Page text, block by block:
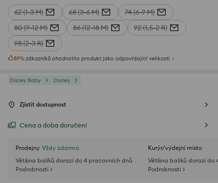
62 (1-3 M) 68 (3-6 M)
74 (6-9 M)
80 (9-12 M)
86 (12-18 M)
92 (1,5-2 R)
98 (2-3 R)
89%zákazníků ohodnotilo produkt jako odpovídající velikosti
Disney Baby Disney
Zjistit dostupnost
Cena a doba doručení
Prodejny Vždy zdarma
Většina balíků dorazí do 4 pracovních dnů
Podrobnosti >
Kurýr/výdejní místo
Většina balíků dorazí do
Podrobnosti >